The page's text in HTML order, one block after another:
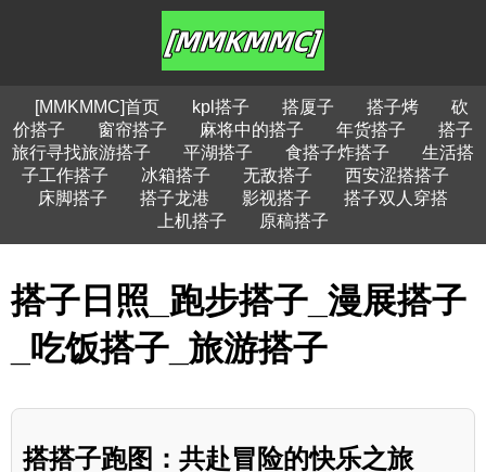
[MMKMMC]首页 kpl搭子 搭厦子 搭子烤
砍
价搭子
窗帘搭子 麻将中的搭子 年货搭子
搭子
旅行寻找旅游搭子
平湖搭子 食搭子炸搭子
生活搭
子工作搭子
冰箱搭子 无敌搭子
西安涩搭搭子
床脚搭子
搭子龙港 影视搭子
搭子双人穿搭
上机搭子
原稿搭子
搭子日照_跑步搭子_漫展搭子
_吃饭搭子_旅游搭子
搭搭子跑图：共赴冒险的快乐之旅